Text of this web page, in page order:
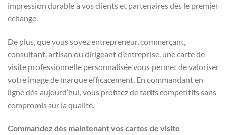
impression durable à vos clients et partenaires dès le premier
échange.
De plus, que vous soyez entrepreneur, commerçant,
consultant, artisan ou dirigeant d’entreprise, une carte de
visite professionnelle personnalisée vous permet de valoriser
votre image de marque efficacement. En commandant en
ligne dès aujourd’hui, vous profitez de tarifs compétitifs sans
compromis sur la qualité.
Commandez dès maintenant vos cartes de visite